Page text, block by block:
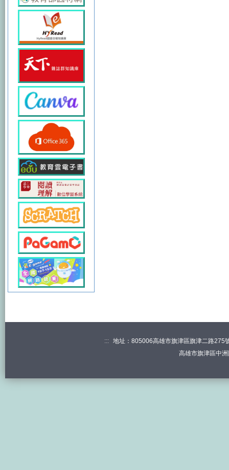
::: 地址：805006高雄市旗津區旗津二路
高雄市旗津區中